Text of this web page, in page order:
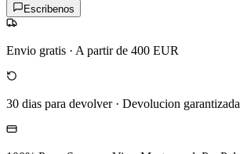
Escribenos
Envio gratis · A partir de 400 EUR
30 dias para devolver· Devolucion garantizada